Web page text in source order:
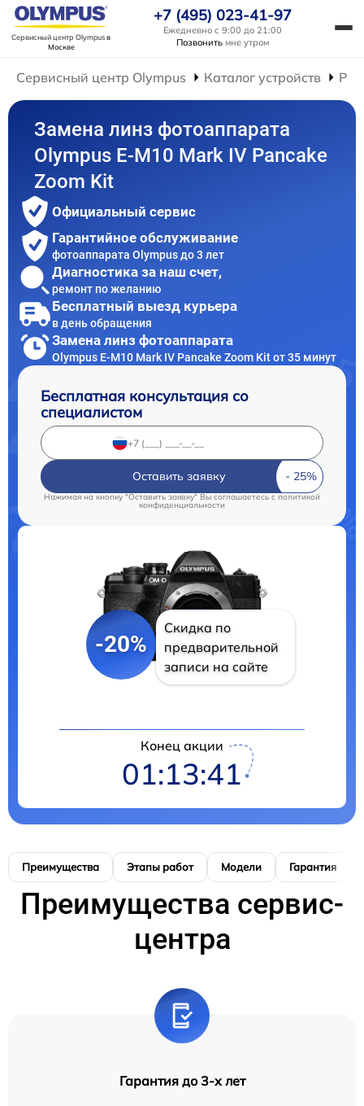
Сервисный центр Olympusв
Москве
+7 (495) 023-41-97
Ежедневно с 9:00 до 21:00
Позвонить мне утром
Сервисный центр Olympus Каталог устройств
Замена линз фотоаппарата
Olympus E-M10 Mark IV Pancake
Zoom Kit
Официальный сервис
Гарантийное обслуживание
фотоаппарата Olympus до 3 лет
Диагностика за наш счет,
ремонт по желанию
Бесплатный выезд курьера
в день обращения
Замена линз фотоаппарата
Olympus E-M10 Mark IV Pancake Zoom Kit от 35 минут
Бесплатная консультация со
специалистом
Оставить заявку
Нажимая на кнопку "Оставить заявку" Вы соглашаетесь c политикой
конфиденциальности
-20%
Скидка по
предварительной
записи на сайте
Конец акции
01:13:41
Преимущества Этапы работ Модели Гарантия
Преимущества сервис-
центра
Гарантия до 3-х лет